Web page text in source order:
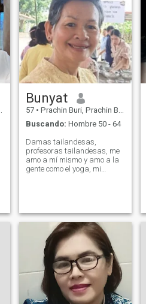
Bunyat
57 • Prachin Buri, Prachin Buri, Tailandia
Buscando: Hombre 50 - 64
Damas tailandesas,
profesoras tailandesas, me
amo a mí mismo y amo a la
gente como el yoga, mi